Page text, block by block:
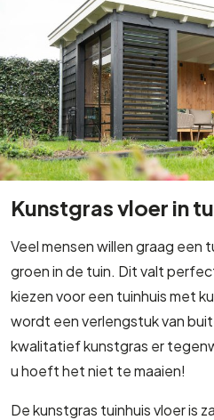
Kunstgras vloer in
Veel mensen willen graag een
groen in de tuin. Dit valt
kiezen voor een tuinhuis met
wordt een verlengstuk van
kwalitatief kunstgras er
u hoeft het niet te maaien!
De kunstgras tuinhuis vloer is